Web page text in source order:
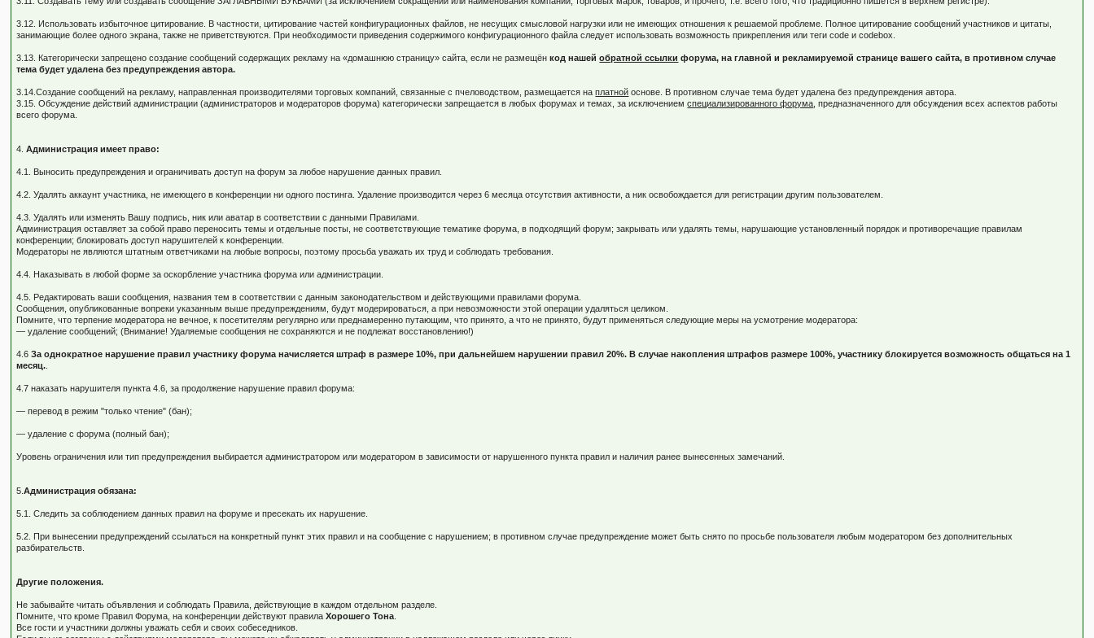
3.12. Использовать избыточное цитирование. В частности, цитирование частей конфигурационных файлов, не несущих смысловой нагрузки или не имеющих отношения к решаемой проблеме. Полное цитирование сообщений участников и цитаты,
занимающие более одного экрана, также не приветствуются. При необходимости приведения содержимого конфигурационного файла следует использовать возможность прикрепления или теги code и codebox.
3.13. Категорически запрещено создание сообщений содержащих рекламу на «домашнюю страницу» сайта, если не размещёнкод нашейобратной ссылки форума, на главной и рекламируемой странице вашего сайта, в противном случае
тема будет удалена без предупреждения автора.
3.14.Создание сообщений на рекламу, направленная производителями торговых компаний, связанные с пчеловодством, размещается наплатной основе. В противном случае тема будет удалена без предупреждения автора.
3.15. Обсуждение действий администрации (администраторов и модераторов форума) категорически запрещается в любых форумах и темах, за исключениемспециализированного форума , предназначенного для обсуждения всех аспектов работы
всего форума.
4. Администрация имеет право:
4.1. Выносить предупреждения и ограничивать доступ на форум за любое нарушение данных правил.
4.2. Удалять аккаунт участника, не имеющего в конференции ни одного постинга. Удаление производится через 6 месяца отсутствия активности, а ник освобождается для регистрации другим пользователем.
4.3. Удалять или изменять Вашу подпись, ник или аватар в соответствии с данными Правилами.
Администрация оставляет за собой право переносить темы и отдельные посты, не соответствующие тематике форума, в подходящий форум; закрывать или удалять темы, нарушающие установленный порядок и противоречащие правилам
конференции; блокировать доступ нарушителей к конференции.
Модераторы не являются штатным ответчиками на любые вопросы, поэтому просьба уважать их труд и соблюдать требования.
4.4. Наказывать в любой форме за оскорбление участника форума или администрации.
4.5. Редактировать ваши сообщения, названия тем в соответствии с данным законодательством и действующими правилами форума.
Сообщения, опубликованные вопреки указанным выше предупреждениям, будут модерироваться, а при невозможности этой операции удаляться целиком.
Помните, что терпение модератора не вечное, к посетителям регулярно или преднамеренно путающим, что принято, а что не принято, будут применяться следующие меры на усмотрение модератора:
— удаление сообщений; (Внимание! Удаляемые сообщения не сохраняются и не подлежат восстановлению!)
4.6За однократное нарушение правил участнику форума начисляется штраф в размере 10%, при дальнейшем нарушении правил 20%. В случае накопления штрафов размере 100%, участнику блокируется возможность общаться на 1
месяц.
4.7 наказать нарушителя пункта 4.6, за продолжение нарушение правил форума:
— перевод в режим "только чтение" (бан);
— удаление с форума (полный бан);
Уровень ограничения или тип предупреждения выбирается администратором или модератором в зависимости от нарушенного пункта правил и наличия ранее вынесенных замечаний.
5.Администрация обязана:
5.1. Следить за соблюдением данных правил на форуме и пресекать их нарушение.
5.2. При вынесении предупреждений ссылаться на конкретный пункт этих правил и на сообщение с нарушением; в противном случае предупреждение может быть снято по просьбе пользователя любым модератором без дополнительных
разбирательств.
Другие положения.
Не забывайте читать объявления и соблюдать Правила, действующие в каждом отдельном разделе.
Помните, что кроме Правил Форума, на конференции действуют правилаХорошего Тона
Все гости и участники должны уважать себя и своих собеседников.